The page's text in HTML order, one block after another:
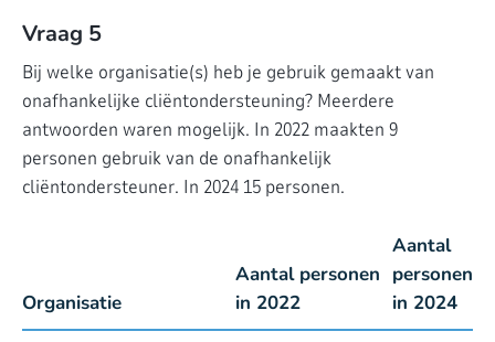
Vraag 5
Bij welke organisatie(s) heb je gebruik gemaakt van
onafhankelijke cliëntondersteuning? Meerdere
antwoorden waren mogelijk. In 2022 maakten 9
personen gebruik van de onafhankelijk
cliëntondersteuner. In 2024 15 personen.
Organisatie
Aantal personen
in 2022
Aantal
personen
in 2024